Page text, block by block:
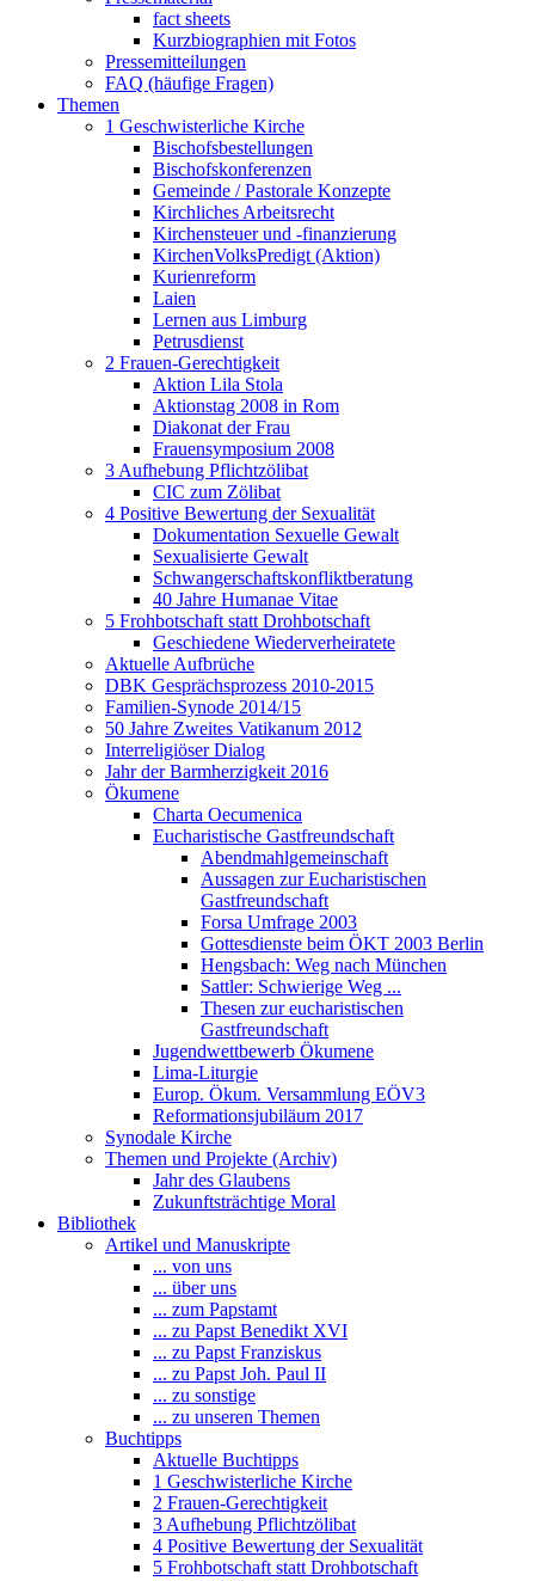
fact sheets
Kurzbiographien mit Fotos
Pressemitteilungen
FAQ (häufige Fragen)
Themen
1 Geschwisterliche Kirche
Bischofsbestellungen
Bischofskonferenzen
Gemeinde / Pastorale Konzepte
Kirchliches Arbeitsrecht
Kirchensteuer und -finanzierung
KirchenVolksPredigt (Aktion)
Kurienreform
Laien
Lernen aus Limburg
Petrusdienst
2 Frauen-Gerechtigkeit
Aktion Lila Stola
Aktionstag 2008 in Rom
Diakonat der Frau
Frauensymposium 2008
3 Aufhebung Pflichtzölibat
CIC zum Zölibat
4 Positive Bewertung der Sexualität
Dokumentation Sexuelle Gewalt
Sexualisierte Gewalt
Schwangerschaftskonfliktberatung
40 Jahre Humanae Vitae
5 Frohbotschaft statt Drohbotschaft
Geschiedene Wiederverheiratete
Aktuelle Aufbrüche
DBK Gesprächsprozess 2010-2015
Familien-Synode 2014/15
50 Jahre Zweites Vatikanum 2012
Interreligiöser Dialog
Jahr der Barmherzigkeit 2016
Ökumene
Charta Oecumenica
Eucharistische Gastfreundschaft
Abendmahlgemeinschaft
Aussagen zur Eucharistischen
Gastfreundschaft
Forsa Umfrage 2003
Gottesdienste beim ÖKT 2003 Berlin
Hengsbach: Weg nach München
Sattler: Schwierige Weg ...
Thesen zur eucharistischen
Gastfreundschaft
Jugendwettbewerb Ökumene
Lima-Liturgie
Europ. Ökum. Versammlung EÖV3
Reformationsjubiläum 2017
Synodale Kirche
Themen und Projekte (Archiv)
Jahr des Glaubens
Zukunftsträchtige Moral
Bibliothek
Artikel und Manuskripte
... von uns
... über uns
... zum Papstamt
... zu Papst Benedikt XVI
... zu Papst Franziskus
... zu Papst Joh. Paul II
... zu sonstige
... zu unseren Themen
Buchtipps
Aktuelle Buchtipps
1 Geschwisterliche Kirche
2 Frauen-Gerechtigkeit
3 Aufhebung Pflichtzölibat
4 Positive Bewertung der Sexualität
5 Frohbotschaft statt Drohbotschaft